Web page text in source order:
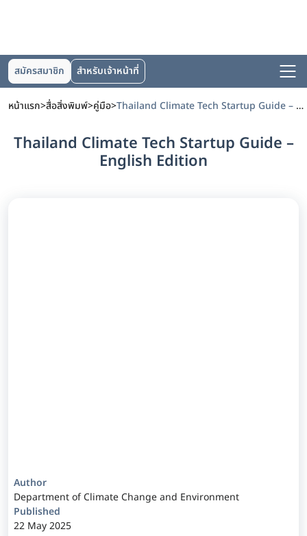
สมัครสมาชิก สำหรับเจ้าหน้าที่
หน้าแรก>สื่อสิ่งพิมพ์>คู่มือ> Thailand Climate Tech Startup Guide – English Edition
Thailand Climate Tech Startup Guide –
English Edition
Author
Department of Climate Change and Environment
Published
22 May 2025